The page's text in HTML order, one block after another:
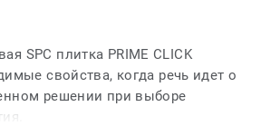
SPC плитка PRIME CLICK
свойства, когда речь идет о
решении при выборе